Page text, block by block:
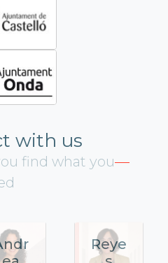
with us
find what you
Reye